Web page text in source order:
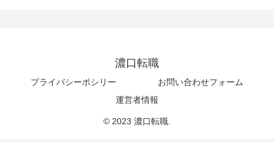
濃口転職
プライバシーポシリー
お問い合わせフォーム
運営者情報
© 2023 濃口転職.